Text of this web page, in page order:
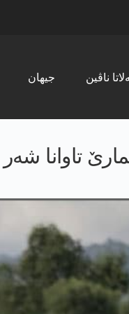
جیھان ناڤین
تاوانا شەر